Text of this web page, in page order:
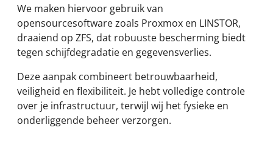
We maken hiervoor gebruik van
opensourcesoftware zoals Proxmox en LINSTOR,
draaiend op ZFS, dat robuuste bescherming biedt
tegen schijfdegradatie en gegevensverlies.
Deze aanpak combineert betrouwbaarheid,
veiligheid en flexibiliteit. Je hebt volledige controle
over je infrastructuur, terwijl wij het fysieke en
onderliggende beheer verzorgen.